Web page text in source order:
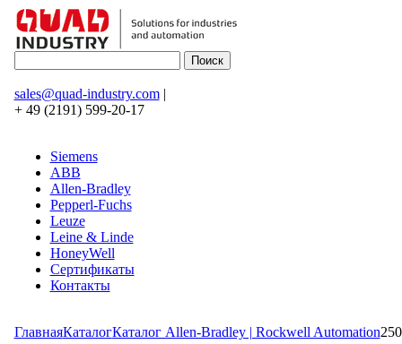
sales@quad-industry.com|
+ 49 (2191) 599-20-17
Siemens
ABB
Allen-Bradley
Pepperl-Fuchs
Leuze
Leine & Linde
HoneyWell
Сертификаты
Контакты
ГлавнаяКаталогКаталог Allen-Bradley | Rockwell Automation250